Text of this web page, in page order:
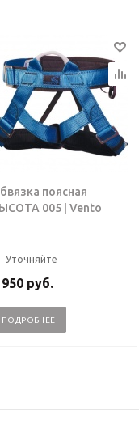
поясная
005 | Vento
Уточняйте
950 руб.
ПОДРОБНЕЕ